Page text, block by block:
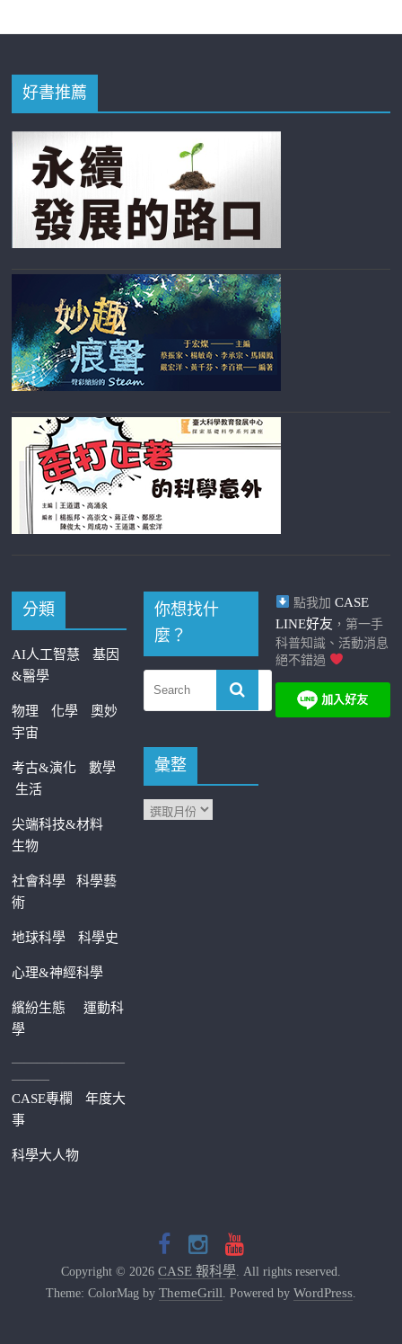
好書推薦
分類
AI人工智慧
基因
&醫學
物理 化學
奧妙
宇宙
考古&演化
數學
生活
尖端科技&材料
生物
社會科學科學藝
術
地球科學 科學史
心理&神經科學
繽紛生態運動科
學
—————————
———
CASE專欄
年度大
事
科學大人物
你想找什
麼？
彙整
點我加 CASE
LINE好友 ，第一手
科普知識、活動消息
絕不錯過
Copyright © 2026 CASE 報科學. All rights reserved.
Theme: ColorMag by ThemeGrill . Powered by WordPress.